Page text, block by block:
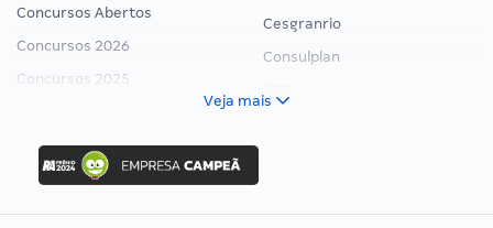
Concursos Abertos
Concursos 2026
Concursos 2025
Concurso Ibama
Concurso MPU
Editais publicados
Cesgranrio
Consulplan
Veja mais